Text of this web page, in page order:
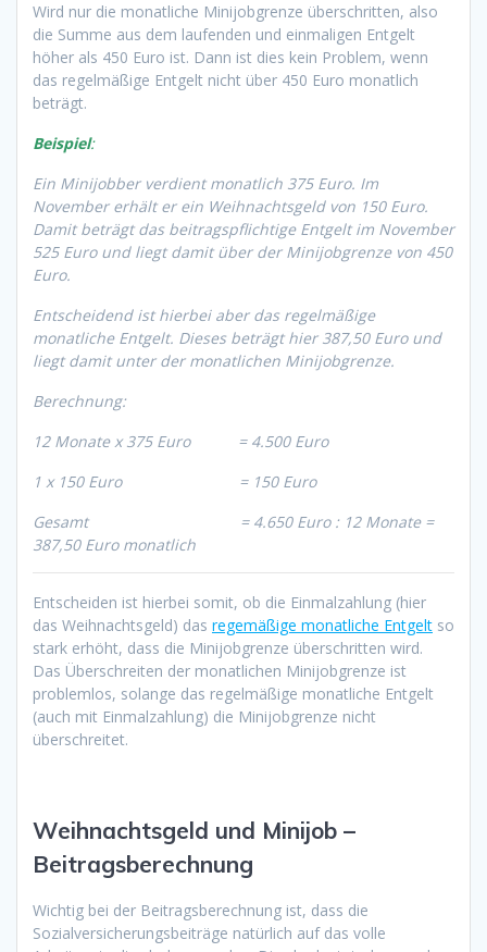
Wird nur die monatliche Minijobgrenze überschritten, also
die Summe aus dem laufenden und einmaligen Entgelt
höher als 450 Euro ist. Dann ist dies kein Problem, wenn
das regelmäßige Entgelt nicht über 450 Euro monatlich
beträgt.
Beispiel:
Ein Minijobber verdient monatlich 375 Euro. Im
November erhält er ein Weihnachtsgeld von 150 Euro.
Damit beträgt das beitragspflichtige Entgelt im November
525 Euro und liegt damit über der Minijobgrenze von 450
Euro.
Entscheidend ist hierbei aber das regelmäßige
monatliche Entgelt. Dieses beträgt hier 387,50 Euro und
liegt damit unter der monatlichen Minijobgrenze.
Berechnung:
12 Monate x 375 Euro = 4.500 Euro
1 x 150 Euro = 150 Euro
Gesamt = 4.650 Euro : 12 Monate =
387,50 Euro monatlich
Entscheiden ist hierbei somit, ob die Einmalzahlung (hier
das Weihnachtsgeld) das regemäßige monatliche Entgelt so
stark erhöht, dass die Minijobgrenze überschritten wird.
Das Überschreiten der monatlichen Minijobgrenze ist
problemlos, solange das regelmäßige monatliche Entgelt
(auch mit Einmalzahlung) die Minijobgrenze nicht
überschreitet.
Weihnachtsgeld und Minijob –
Beitragsberechnung
Wichtig bei der Beitragsberechnung ist, dass die
Sozialversicherungsbeiträge natürlich auf das volle